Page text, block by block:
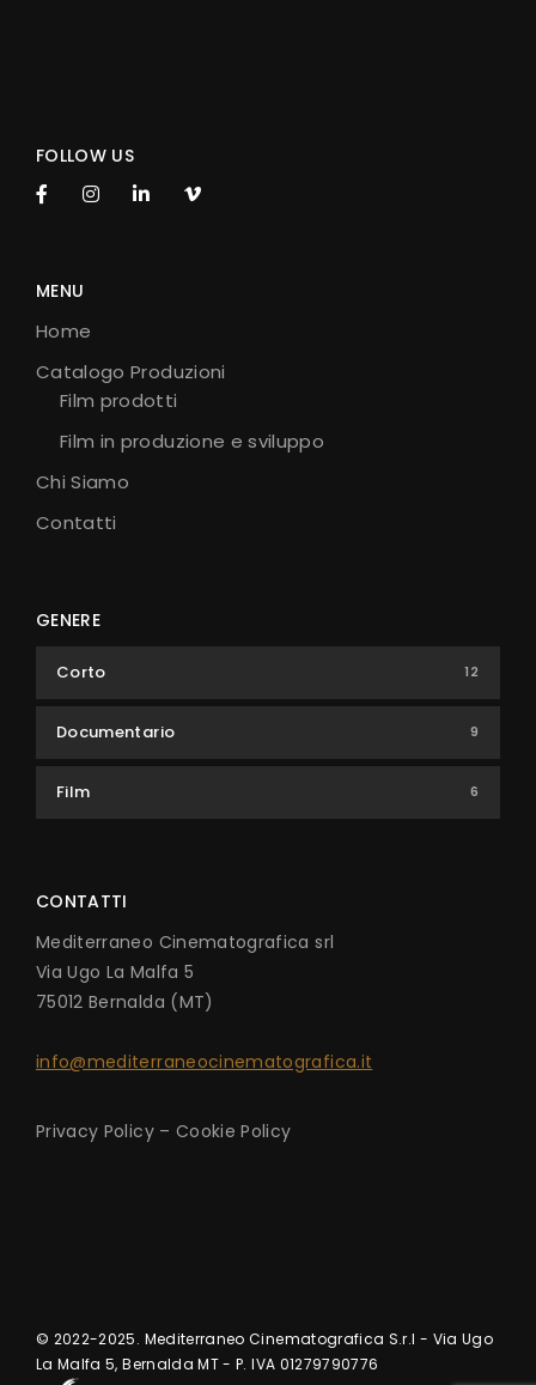
FOLLOW US
MENU
Home
Catalogo Produzioni
Film prodotti
Film in produzione e sviluppo
Chi Siamo
Contatti
GENERE
Corto 12
Documentario 9
Film 6
CONTATTI
Mediterraneo Cinematografica srl
Via Ugo La Malfa 5
75012 Bernalda (MT)
info@mediterraneocinematografica.it
Privacy Policy– Cookie Policy
© 2022-2025. Mediterraneo Cinematografica S.r.l - Via Ugo
La Malfa 5, Bernalda MT - P. IVA 01279790776